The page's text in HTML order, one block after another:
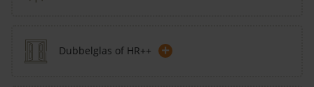
Dubbelglas of HR++ +